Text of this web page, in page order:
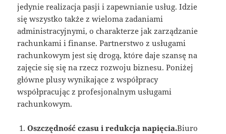
jedynie realizacja pasji i zapewnianie usług. Idzie
się wszystko także z wieloma zadaniami
administracyjnymi, o charakterze jak zarządzanie
rachunkami i finanse. Partnerstwo z usługami
rachunkowym jest się drogą, które daje szansę na
zajęcie się się na rzecz rozwoju biznesu. Poniżej
główne plusy wynikające z współpracy
współpracując z profesjonalnym usługami
rachunkowym.
Oszczędność czasu i redukcja napięcia.Biuro